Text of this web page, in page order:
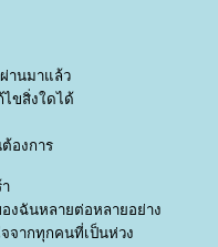
านมาแล้ว
ขสิ่งใดได้
องการ
องฉันหลายต่อหลายอย่าง
จากทุกคนที่เป็นห่วง